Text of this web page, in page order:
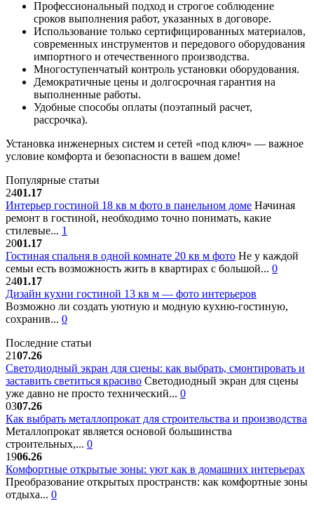
Профессиональный подход и строгое соблюдение
сроков выполнения работ, указанных в договоре.
Использование только сертифицированных материалов,
современных инструментов и передового оборудования
импортного и отечественного производства.
Многоступенчатый контроль установки оборудования.
Демократичные цены и долгосрочная гарантия на
выполненные работы.
Удобные способы оплаты (поэтапный расчет,
рассрочка).
Установка инженерных систем и сетей «под ключ» — важное
условие комфорта и безопасности в вашем доме!
Популярные статьи
2401.17
Интерьер гостиной 18 кв м фото в панельном доме Начиная
ремонт в гостиной, необходимо точно понимать, какие
стилевые... 1
2001.17
Гостиная спальня в одной комнате 20 кв м фото Не у каждой
семьи есть возможность жить в квартирах с большой... 0
2401.17
Дизайн кухни гостиной 13 кв м — фото интерьеров
Возможно ли создать уютную и модную кухню-гостиную,
сохранив... 0
Последние статьи
2107.26
Светодиодный экран для сцены: как выбрать, смонтировать и
заставить светиться красиво Светодиодный экран для сцены
уже давно не просто технический... 0
0307.26
Как выбрать металлопрокат для строительства и производства
Металлопрокат является основой большинства
строительных,... 0
1906.26
Комфортные открытые зоны: уют как в домашних интерьерах
Преобразование открытых пространств: как комфортные зоны
отдыха... 0